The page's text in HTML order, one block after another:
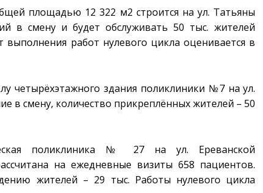
площадью 12 322 м2 строится на ул. Татьяны
в смену и будет обслуживать 50 тыс. жителей
работ нулевого цикла оценивается в
четырёхэтажного здания поликлиники №7 на ул.
в смену, количество прикреплённых жителей – 50
поликлиника № 27 на ул. Ереванской
на ежедневные визиты 658 пациентов.
жителей – 29 тыс. Работы нулевого цикла